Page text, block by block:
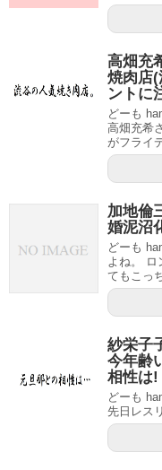
高畑充
焼肉店(
ントに
どーも
高畑充希
がフライ
加地倫
婚泥沼
どーも
よね。 ロ
てもこっ
紗栄子
今年齢
相性は!
どーも
先日レス